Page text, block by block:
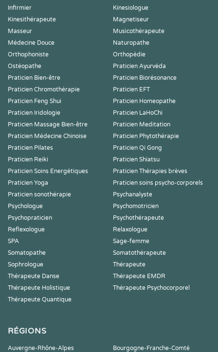
Infirmier
Kinesiologue
Kinesithérapeute
Magnetiseur
Masseur
Musicothérapeute
Médecine Douce
Naturopathe
Orthophoniste
Orthopédie
Ostéopathe
Praticien Ayurvéda
Praticien Bien-être
Praticien Biorésonance
Praticien Chromothérapie
Praticien EFT
Praticien Feng Shui
Praticien Homeopathe
Praticien Iridologie
Praticien LaHoChi
Praticien Massage Bien-être
Praticien Meditation
Praticien Médecine Chinoise
Praticien Phytothérapie
Praticien Pilates
Praticien Qi Gong
Praticien Reiki
Praticien Shiatsu
Praticien Soins Energétiques
Praticien Thérapies brèves
Praticien Yoga
Praticien soins psycho-corporels
Praticien sonothérapie
Psychanalyste
Psychologue
Psychomotricien
Psychopraticien
Psychothérapeute
Reflexologue
Relaxologue
SPA
Sage-femme
Somatopathe
Somatothérapeute
Sophrologue
Thérapeute
Thérapeute Danse
Thérapeute EMDR
Thérapeute Holistique
Thérapeute Psychocorporel
Thérapeute Quantique
RÉGIONS
Auvergne-Rhône-Alpes
Bourgogne-Franche-Comté